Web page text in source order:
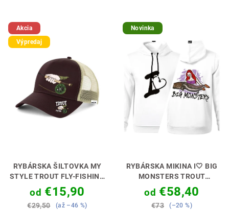
Akcia
Výpredaj
RYBÁRSKA ŠILTOVKA MY
STYLE TROUT FLY-FISHING
[MUŠKÁR] ŠTÝL, KTORÝ
CHYTÍ 🎣🧢
od €15,90
€29,50 (až –46 %)
Novinka
RYBÁRSKA MIKINA I🤍 BIG
MONSTERS TROUT
A ŽE RYBY NIESU
SEXY🌊🔥
od €58,40
€73 (–20 %)